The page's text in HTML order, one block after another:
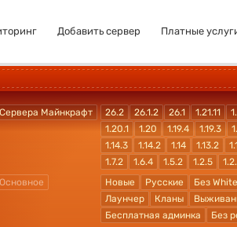
Добавить сервер Платные
Сервера Майнкрафт 26.2 26.1.2 26.1 1.21.11
1.20.1
1.20 1.19.4 1.19.3
1.14.3
1.14.2 1.14 1.13.2
1.7.2
1.6.4 1.5.2 1.2.5
Основное
Новые Русские Без
Лаунчер
Кланы
Бесплатная админка
Без